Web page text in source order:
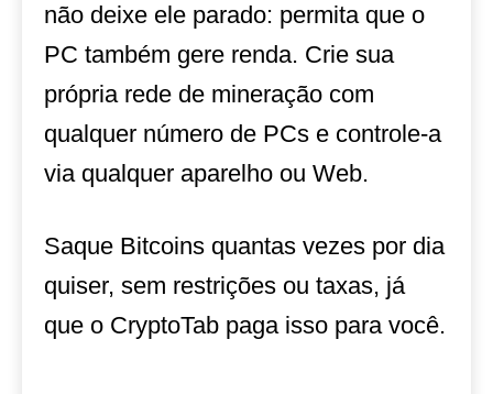
não deixe ele parado: permita que o
PC também gere renda. Crie sua
própria rede de mineração com
qualquer número de PCs e controle-a
via qualquer aparelho ou Web.
Saque Bitcoins quantas vezes por dia
quiser, sem restrições ou taxas, já
que o CryptoTab paga isso para você.